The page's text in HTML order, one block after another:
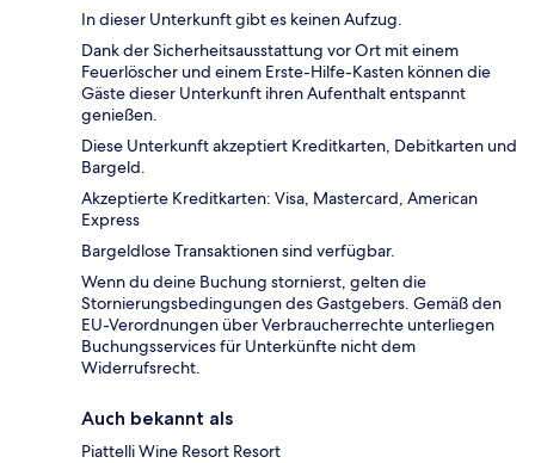
In dieser Unterkunft gibt es keinen Aufzug.
Dank der Sicherheitsausstattung vor Ort mit einem
Feuerlöscher und einem Erste-Hilfe-Kasten können die
Gäste dieser Unterkunft ihren Aufenthalt entspannt
genießen.
Diese Unterkunft akzeptiert Kreditkarten, Debitkarten und
Bargeld.
Akzeptierte Kreditkarten: Visa, Mastercard, American
Express
Bargeldlose Transaktionen sind verfügbar.
Wenn du deine Buchung stornierst, gelten die
Stornierungsbedingungen des Gastgebers. Gemäß den
EU-Verordnungen über Verbraucherrechte unterliegen
Buchungsservices für Unterkünfte nicht dem
Widerrufsrecht.
Auch bekannt als
Piattelli Wine Resort Resort